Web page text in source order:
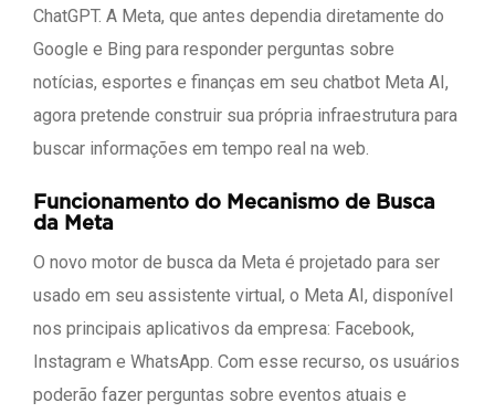
ChatGPT. A Meta, que antes dependia diretamente do
Google e Bing para responder perguntas sobre
notícias, esportes e finanças em seu chatbot Meta AI,
agora pretende construir sua própria infraestrutura para
buscar informações em tempo real na web.
Funcionamento do Mecanismo de Busca
da Meta
O novo motor de busca da Meta é projetado para ser
usado em seu assistente virtual, o Meta AI, disponível
nos principais aplicativos da empresa: Facebook,
Instagram e WhatsApp. Com esse recurso, os usuários
poderão fazer perguntas sobre eventos atuais e